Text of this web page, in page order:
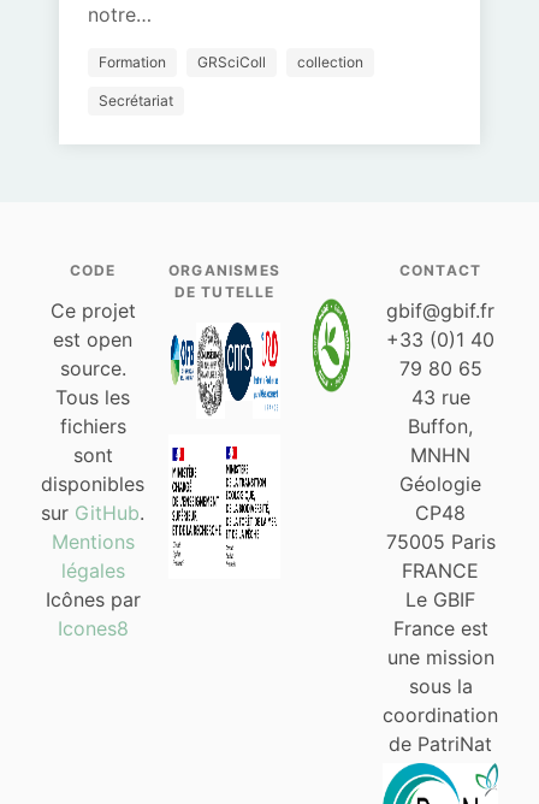
notre…
Formation GRSciColl collection
Secrétariat
CODE
Ce projet
est open
source.
Tous les
fichiers
sont
disponibles
sur GitHub.
Mentions
légales
Icônes par
Icones8
ORGANISMES
DE TUTELLE
CONTACT
gbif@gbif.fr
+33 (0)1 40
79 80 65
43 rue
Buffon,
MNHN
Géologie
CP48
75005 Paris
FRANCE
Le GBIF
France est
une mission
sous la
coordination
de PatriNat